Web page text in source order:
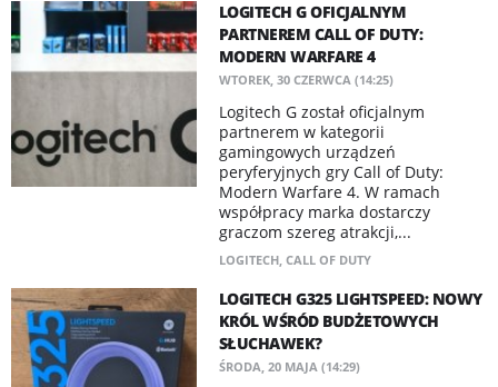
LOGITECH G OFICJALNYM
PARTNEREM CALL OF DUTY:
MODERN WARFARE 4
WTOREK, 30 CZERWCA (14:25)
Logitech G został oficjalnym
partnerem w kategorii
gamingowych urządzeń
peryferyjnych gry Call of Duty:
Modern Warfare 4. W ramach
współpracy marka dostarczy
graczom szereg atrakcji,...
LOGITECH, CALL OF DUTY
LOGITECH G325 LIGHTSPEED: NOWY
KRÓL WŚRÓD BUDŻETOWYCH
SŁUCHAWEK?
ŚRODA, 20 MAJA (14:29)